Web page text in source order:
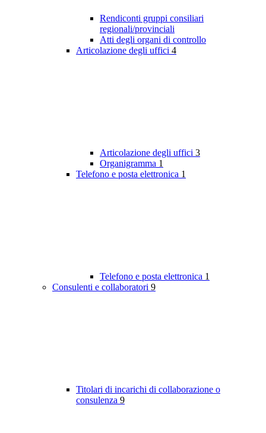
Rendiconti gruppi consiliari
regionali/provinciali
Atti degli organi di controllo
Articolazione degli uffici 4
Articolazione degli uffici 3
Organigramma 1
Telefono e posta elettronica 1
Telefono e posta elettronica 1
Consulenti e collaboratori 9
Titolari di incarichi di collaborazione o
consulenza 9